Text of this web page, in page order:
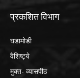
प्रकशित विभाग
घडामोडी
वैशिष्ट्ये
मुक्त- व्यासपीठ